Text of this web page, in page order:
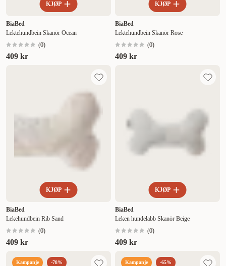
KJØP
BiaBed
Lektehundbein Skanör Ocean
(0)
409 kr
KJØP
BiaBed
Lektehundbein Skanör Rose
(0)
409 kr
KJØP
BiaBed
Lekehundbein Rib Sand
(0)
409 kr
KJØP
BiaBed
Leken hundelabb Skanör Beige
(0)
409 kr
Kampanje -78% Kampanje -65%